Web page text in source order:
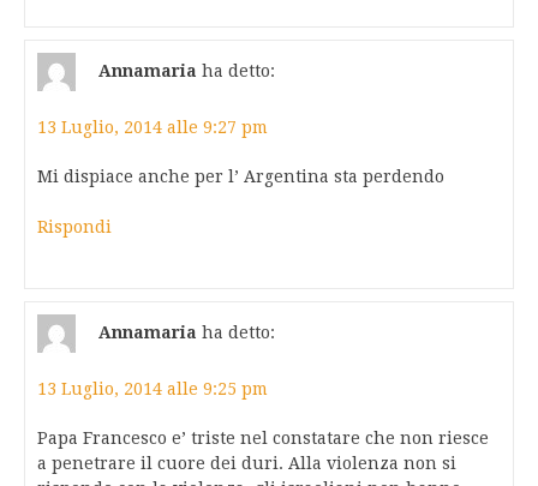
Annamaria ha detto:
13 Luglio, 2014 alle 9:27 pm
Mi dispiace anche per l’ Argentina sta perdendo
Rispondi
Annamaria ha detto:
13 Luglio, 2014 alle 9:25 pm
Papa Francesco e’ triste nel constatare che non riesce
a penetrare il cuore dei duri. Alla violenza non si